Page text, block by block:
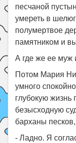
песчаной
умереть в
полумертвое
памятником и
А где же ее муж
Потом Мария
умного
глубокую
безысходную
барханы
- Ладно. Я